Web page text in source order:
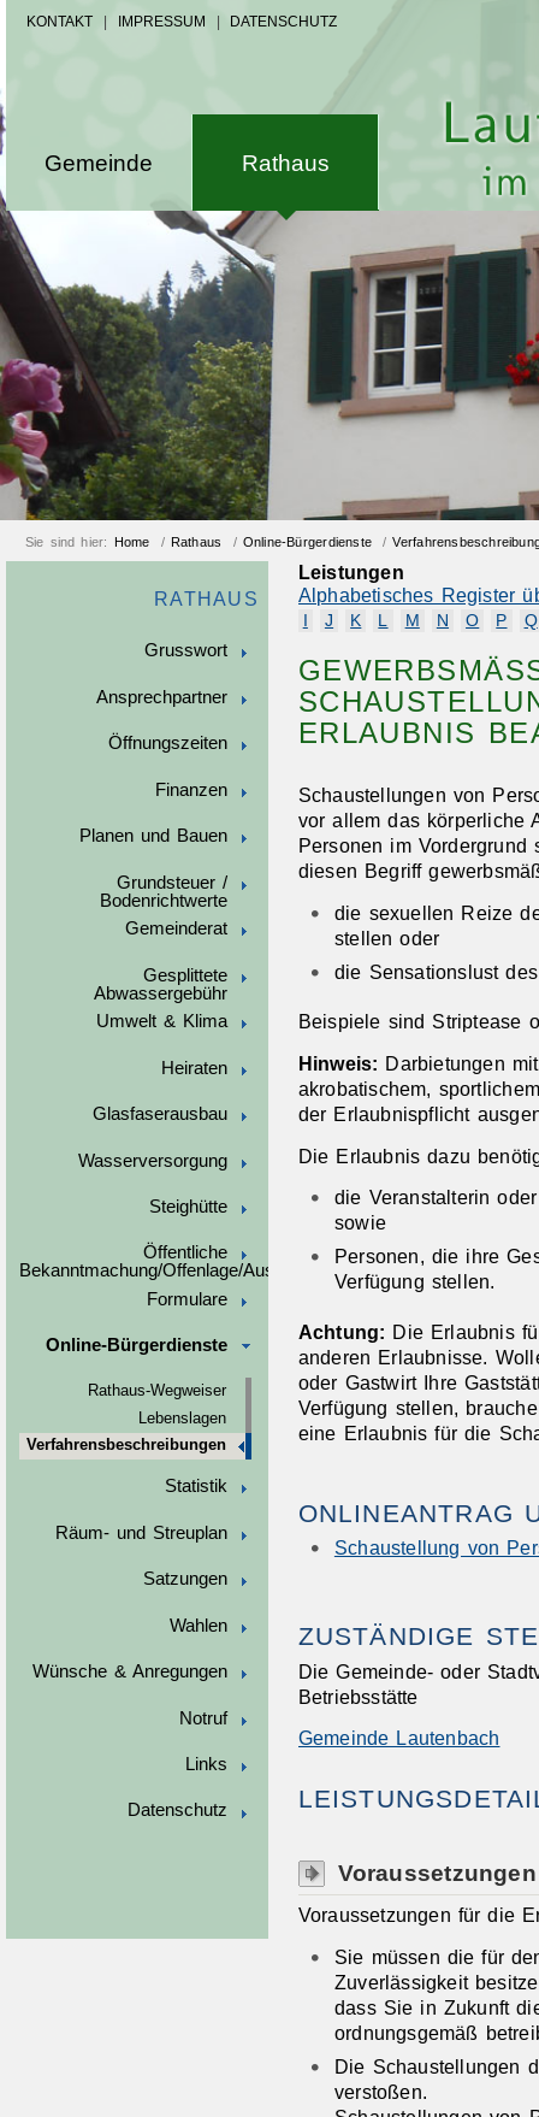
KONTAKT IMPRESSUM DATENSCHUTZ
Gemeinde Rathaus
Sie sind hier: Home / Rathaus / Online-Bürgerdienste /
RATHAUS
Grusswort
Ansprechpartner
Öffnungszeiten
Finanzen
Planen und Bauen
Grundsteuer /
Bodenrichtwerte
Gemeinderat
Gesplittete
Abwassergebühr
Umwelt & Klima
Heiraten
Glasfaserausbau
Wasserversorgung
Steighütte
Öffentliche
Bekanntmachung/Offenlage/Ausschreibungen
Formulare
Online-Bürgerdienste
Rathaus-Wegweiser
Lebenslagen
Verfahrensbeschreibungen
Statistik
Räum- und Streuplan
Satzungen
Wahlen
Wünsche & Anregungen
Notruf
Links
Datenschutz
Leistungen
Alphabetisches Register
J K L M N O P Q
RLAUBNIS
Schaustellungen von
vor allem das körperliche
Personen im Vordergrund
diesen Begriff
die sexuellen Reize
stellen oder
die Sensationslust
Beispiele sind Striptease
Hinweis: Darbietungen
akrobatischem,
der Erlaubnispflicht
Die Erlaubnis dazu
die Veranstalterin
sowie
Personen, die ihre
Verfügung stellen.
Achtung: Die Erlaubnis
anderen Erlaubnisse.
oder Gastwirt Ihre
Verfügung stellen,
eine Erlaubnis für die
ONLINEANTRAG
Schaustellung von
ZUSTÄNDIGE
Die Gemeinde- oder
Betriebsstätte
Gemeinde Lautenbach
Voraussetzungen
Voraussetzungen für die
Sie müssen die für
Zuverlässigkeit
dass Sie in Zukunft
ordnungsgemäß
Die Schaustellungen
verstoßen.